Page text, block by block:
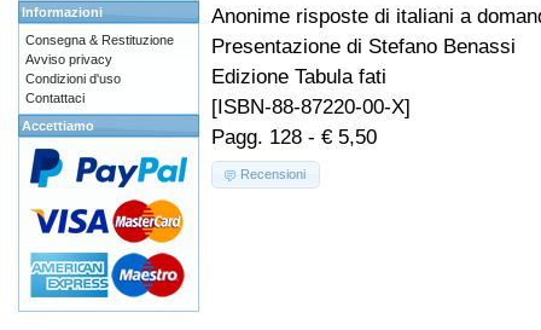
Anonime risposte di italiani a
Presentazione di Stefano Benassi
Edizione Tabula fati
[ISBN-88-87220-00-X]
Pagg. 128 - € 5,50
Recensioni
Informazioni
Consegna & Restituzione
Avviso privacy
Condizioni d'uso
Contattaci
Accettiamo